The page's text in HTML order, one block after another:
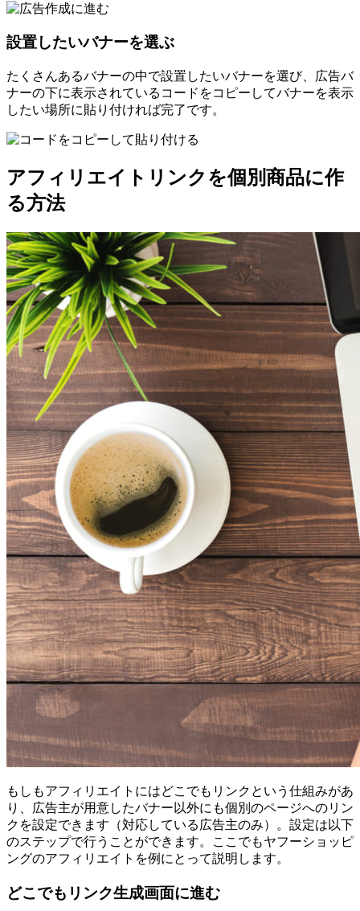
設置したいバナーを選ぶ
たくさんあるバナーの中で設置したいバナーを選び、広告バ
ナーの下に表示されているコードをコピーしてバナーを表示
したい場所に貼り付ければ完了です。
アフィリエイトリンクを個別商品に作
る方法
もしもアフィリエイトにはどこでもリンクという仕組みがあ
り、広告主が用意したバナー以外にも個別のページへのリン
クを設定できます（対応している広告主のみ）。設定は以下
のステップで行うことができます。ここでもヤフーショッピ
ングのアフィリエイトを例にとって説明します。
どこでもリンク生成画面に進む